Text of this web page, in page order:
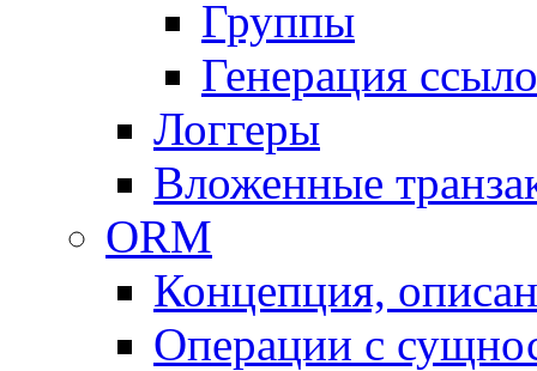
Группы
Генерация
Логгеры
Вложенные
ORM
Концепция,
Операции с